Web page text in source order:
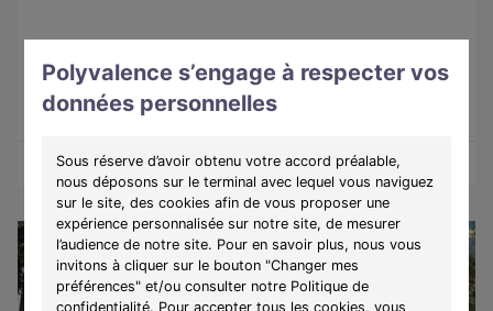
Polyvalence s’engage à respecter vos
données personnelles
Sous réserve d’avoir obtenu votre accord préalable,
nous déposons sur le terminal avec lequel vous naviguez
sur le site, des cookies afin de vous proposer une
expérience personnalisée sur notre site, de mesurer
l’audience de notre site. Pour en savoir plus, nous vous
invitons à cliquer sur le bouton "Changer mes
préférences" et/ou consulter notre Politique de
confidentialité. Pour accepter tous les cookies, vous
Découvrez une résidence intimiste à Dinard, alliant élégance,
confort et douceur de vivre sur la côte d'Émeraude.
Découvrir les biens Voir le programme